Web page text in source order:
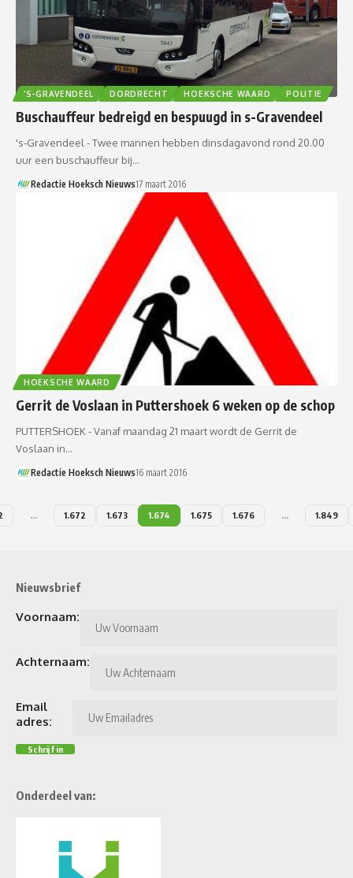
’S-GRAVENDEEL DORDRECHT HOEKSCHE WAARD POLITIE
Buschauffeur bedreigd en bespuugd in s-Gravendeel
's-Gravendeel - Twee mannen hebben dinsdagavond rond 20.00
uur een buschauffeur bij…
Redactie Hoeksch Nieuws17 maart 2016
HOEKSCHE WAARD
Gerrit de Voslaan in Puttershoek 6 weken op de schop
PUTTERSHOEK - Vanaf maandag 21 maart wordt de Gerrit de
Voslaan in…
Redactie Hoeksch Nieuws16 maart 2016
… 1.672 1.673 1.674 1.675 1.676 … 1.849
Nieuwsbrief
Voornaam:
Achternaam:
Email
adres:
Onderdeel van: